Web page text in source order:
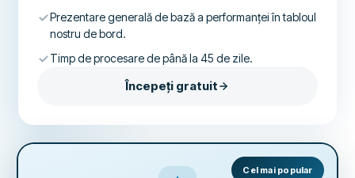
Prezentare generală de bază a performanței în tabloul
nostru de bord.
Timp de procesare de până la 45 de zile.
Începeți gratuit
Cel mai popular